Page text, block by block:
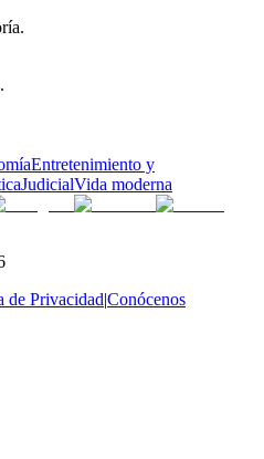
.
Entretenimiento y
JudicialVida moderna
de Privacidad|Conócenos